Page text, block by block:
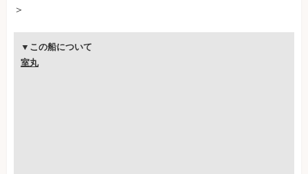
＞
▼この船について
室丸